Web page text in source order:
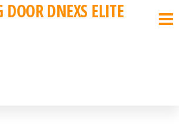
DOOR DNEXS ELITE